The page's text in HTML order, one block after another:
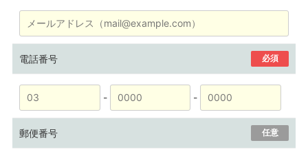
電話番号 必須
- -
郵便番号 任意